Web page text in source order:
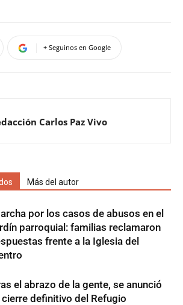
+ Seguinos en Google
Carlos Paz Vivo
Más del autor
por los casos de abusos en el
parroquial: familias reclamaron
frente a la Iglesia del
el abrazo de la gente, se anunció
cierre definitivo del Refugio